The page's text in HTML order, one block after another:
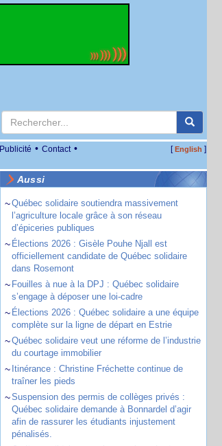
Publicité • Contact • [English ]
Aussi
~Québec solidaire soutiendra massivement
l’agriculture locale grâce à son réseau
d’épiceries publiques
~ Élections 2026 : Gisèle Pouhe Njall est
officiellement candidate de Québec solidaire
dans Rosemont
~ Fouilles à nue à la DPJ : Québec solidaire
s’engage à déposer une loi-cadre
~ Élections 2026 : Québec solidaire a une équipe
complète sur la ligne de départ en Estrie
~Québec solidaire veut une réforme de l’industrie
du courtage immobilier
~ Itinérance : Christine Fréchette continue de
traîner les pieds
~Suspension des permis de collèges privés :
Québec solidaire demande à Bonnardel d’agir
afin de rassurer les étudiants injustement
pénalisés.